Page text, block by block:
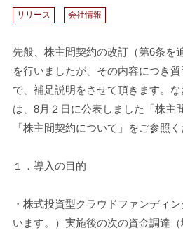
リリース 会社情報
先般、株主間契約の改訂（第6条を
を行いましたが、その内容につき
で、補足説明をさせて頂きます。
は、8月２日に公表しました「株主
「株主間契約について」をご参照く
１．導入の目的
・株式投資型クラウドファンディ
います。）実施後の次の資金調達